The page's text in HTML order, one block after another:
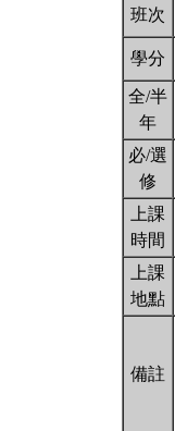
班次
學分
全/半
年
必/選
修
上課
時間
上課
地點
備註